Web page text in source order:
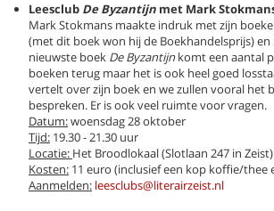
Leesclub De Byzantijn met Mark
Mark Stokmans maakte indruk met zijn
(met dit boek won hij de Boekhandelsprijs) en
nieuwste boek De Byzantijnkomt een aantal
boeken terug maar het is ook heel goed
vertelt over zijn boek en we zullen vooral het
bespreken. Er is ook veel ruimte voor vragen.
Datum:woensdag 28 oktober
Tijd: 19.30 - 21.30 uur
Locatie: Het Broodlokaal (Slotlaan 247 in Zeist)
Kosten: 11 euro (inclusief een kop koffie/thee
Aanmelden: leesclubs@literairzeist.nl